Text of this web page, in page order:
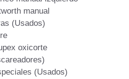
manual
(Usados)
oxicorte
(Usados)